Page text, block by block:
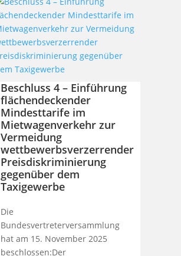
Beschluss 4 – Einführung
flächendeckender
Mindesttarife im
Mietwagenverkehr zur
Vermeidung
wettbewerbsverzerrender
Preisdiskriminierung
gegenüber dem
Taxigewerbe
Die
Bundesvertreterversammlung
hat am 15. November 2025
beschlossen:Der